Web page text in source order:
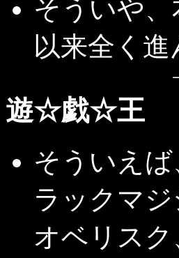
そういや
以来全く
遊☆戯☆王
そういえ
ラックマ
オベリス